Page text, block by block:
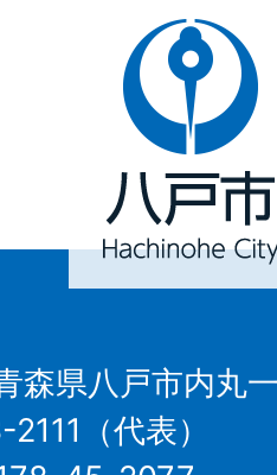
八
戸
市
Hachinohe
City
県八戸市内丸一
（代表）